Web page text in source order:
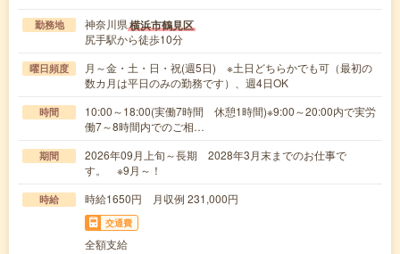
勤務地 神奈川県横浜市鶴見区
尻手駅から徒歩10分
曜日頻度
月～金・土・日・祝(週5日) ※土日どちらかでも可（最初の
数カ月は平日のみの勤務です）、週4日OK
時間
10:00～18:00(実働7時間 休憩1時間)※9:00～20:00内で実労
働7～8時間内でのご相…
期間
2026年09月上旬～長期 2028年3月末までのお仕事で
す。 ※9月～！
時給 時給1650円 月収例 231,000円
交通費
全額支給